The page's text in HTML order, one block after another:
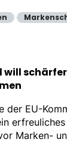
will
der EU-
Marken-